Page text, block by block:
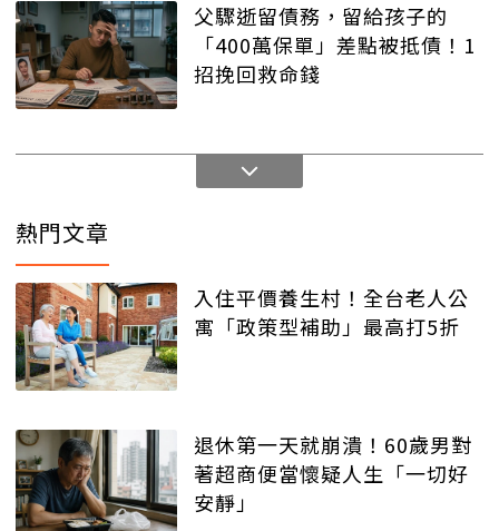
父驟逝留債務，留給孩子的
「400萬保單」差點被抵債！1
招挽回救命錢
熱門文章
入住平價養生村！全台老人公
寓「政策型補助」最高打5折
退休第一天就崩潰！60歲男對
著超商便當懷疑人生「一切好
安靜」